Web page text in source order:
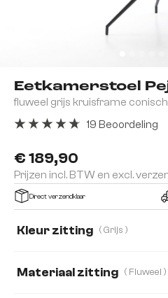
Eetkamerstoel
fluweel grijs kruisframe
€ 189,90
Prijzen incl. BTW en excl.
19 Beoordeling
Direct verzendklaar
Kleur zitting ( Grijs )
Materiaal zitting ( Fluweel )